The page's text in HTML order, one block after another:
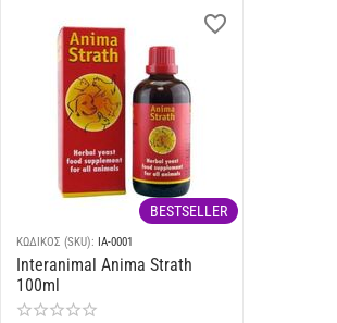
BESTSELLER
ΚΩΔΙΚΟΣ (SKU): IA-0001
Interanimal Anima Strath
100ml